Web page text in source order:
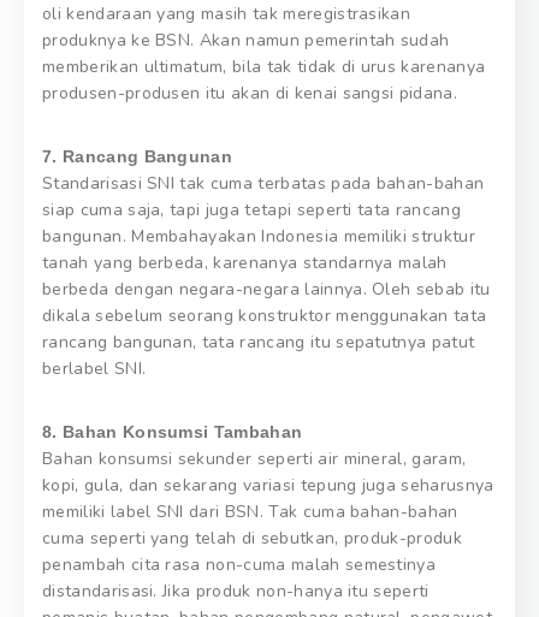
oli kendaraan yang masih tak meregistrasikan
produknya ke BSN. Akan namun pemerintah sudah
memberikan ultimatum, bila tak tidak di urus karenanya
produsen-produsen itu akan di kenai sangsi pidana.
7. Rancang Bangunan
Standarisasi SNI tak cuma terbatas pada bahan-bahan
siap cuma saja, tapi juga tetapi seperti tata rancang
bangunan. Membahayakan Indonesia memiliki struktur
tanah yang berbeda, karenanya standarnya malah
berbeda dengan negara-negara lainnya. Oleh sebab itu
dikala sebelum seorang konstruktor menggunakan tata
rancang bangunan, tata rancang itu sepatutnya patut
berlabel SNI.
8. Bahan Konsumsi Tambahan
Bahan konsumsi sekunder seperti air mineral, garam,
kopi, gula, dan sekarang variasi tepung juga seharusnya
memiliki label SNI dari BSN. Tak cuma bahan-bahan
cuma seperti yang telah di sebutkan, produk-produk
penambah cita rasa non-cuma malah semestinya
distandarisasi. Jika produk non-hanya itu seperti